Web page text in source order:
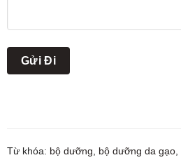
Từ khóa: bộ dưỡng, bộ dưỡng da gạo,